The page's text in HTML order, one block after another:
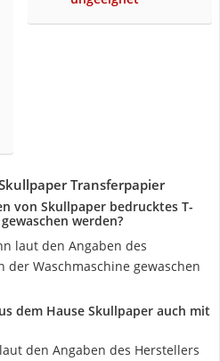
Transferpapier
von Skullpaper bedrucktes T-
werden?
laut den Angaben des
der Waschmaschine gewaschen
dem Hause Skullpaper auch mit
den Angaben des Herstellers